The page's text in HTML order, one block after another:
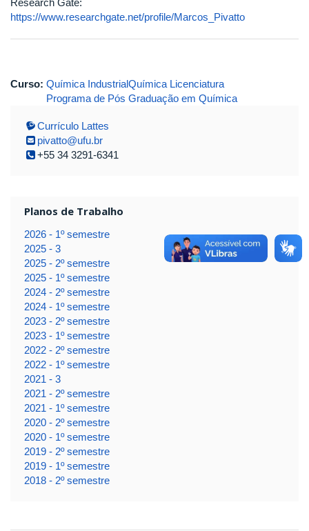
https://www.researchgate.net/profile/Marcos_Pivatto
Curso: Química IndustrialQuímica Licenciatura
Programa de Pós Graduação em Química
Currículo Lattes
pivatto@ufu.br
+55 34 3291-6341
Planos de Trabalho
2026 - 1º semestre
2025 - 3
2025 - 2º semestre
2025 - 1º semestre
2024 - 2º semestre
2024 - 1º semestre
2023 - 2º semestre
2023 - 1º semestre
2022 - 2º semestre
2022 - 1º semestre
2021 - 3
2021 - 2º semestre
2021 - 1º semestre
2020 - 2º semestre
2020 - 1º semestre
2019 - 2º semestre
2019 - 1º semestre
2018 - 2º semestre